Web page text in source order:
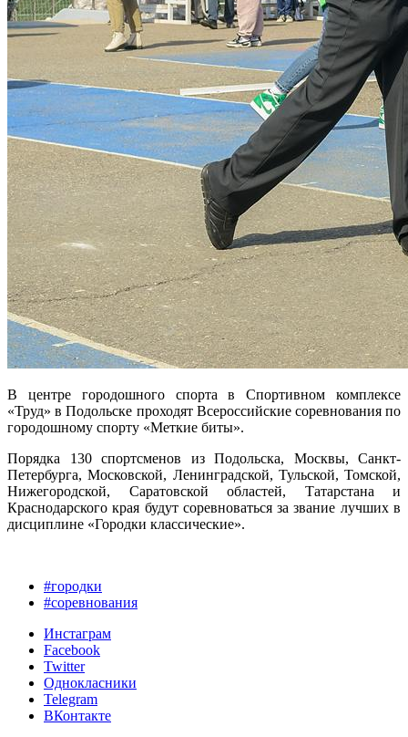
В центре городошного спорта в Спортивном комплексе
«Труд» в Подольске проходят Всероссийские соревнования по
городошному спорту «Меткие биты».
Порядка 130 спортсменов из Подольска, Москвы, Санкт-
Петербурга, Московской, Ленинградской, Тульской, Томской,
Нижегородской, Саратовской областей, Татарстана и
Краснодарского края будут соревноваться за звание лучших в
дисциплине «Городки классические».
#городки
#соревнования
Инстаграм
Facebook
Twitter
Однокласники
Telegram
ВКонтакте